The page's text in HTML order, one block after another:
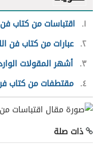
١
اقتباسات من كتاب فن
٢ عبارات من كتاب فن
٣ أشهر المقولات
٤ مقتطفات من كتاب فن
ذات صلة